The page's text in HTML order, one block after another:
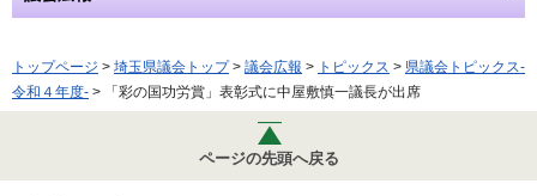
トップページ > 埼玉県議会トップ> 議会広報 > トピックス > 県議会トピックス-
令和４年度- > 「彩の国功労賞」表彰式に中屋敷慎一議長が出席
ページの先頭へ戻る